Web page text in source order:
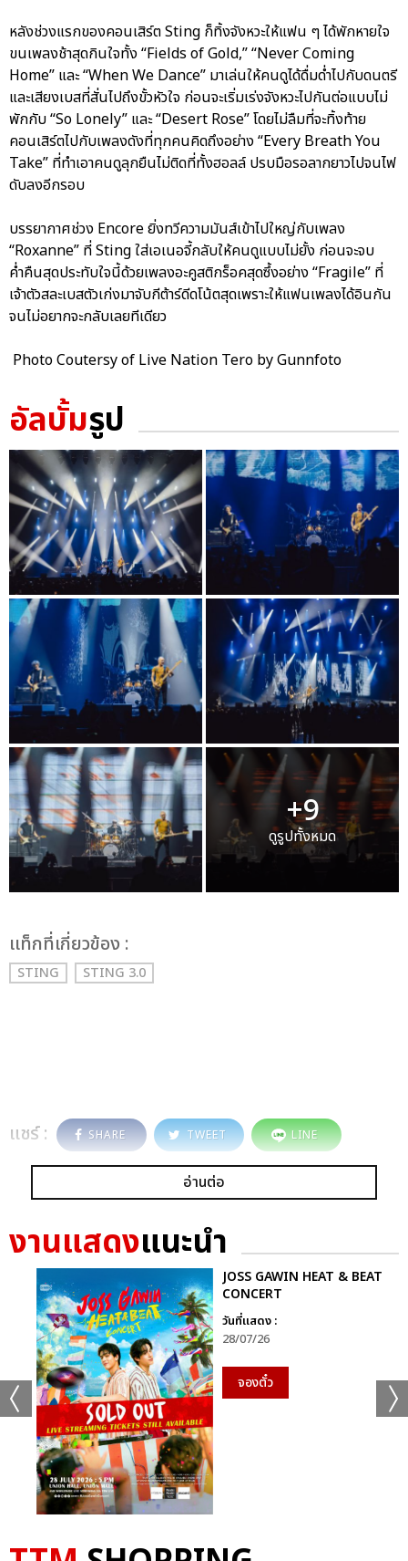
หลังช่วงแรกของคอนเสิร์ต Sting ก็ทิ้งจังหวะให้แฟน ๆ ได้พักหายใจ
ขนเพลงช้าสุดกินใจทั้ง “Fields of Gold,” “Never Coming
Home” และ “When We Dance” มาเล่นให้คนดูได้ดื่มด่ำไปกับดนตรี
และเสียงเบสที่สั่นไปถึงขั้วหัวใจ ก่อนจะเริ่มเร่งจังหวะไปกันต่อแบบไม่
พักกับ “So Lonely” และ “Desert Rose” โดยไม่ลืมที่จะทิ้งท้าย
คอนเสิร์ตไปกับเพลงดังที่ทุกคนคิดถึงอย่าง “Every Breath You
Take” ที่ทำเอาคนดูลุกยืนไม่ติดที่ทั้งฮอลล์ ปรบมือรอลากยาวไปจนไฟ
ดับลงอีกรอบ
บรรยากาศช่วง Encore ยิ่งทวีความมันส์เข้าไปใหญ่กับเพลง
“Roxanne” ที่ Sting ใส่เอเนอจี้กลับให้คนดูแบบไม่ยั้ง ก่อนจะจบ
ค่ำคืนสุดประทับใจนี้ด้วยเพลงอะคูสติกร็อคสุดซึ้งอย่าง “Fragile” ที่
เจ้าตัวสละเบสตัวเก่งมาจับกีต้าร์ดีดโน้ตสุดเพราะให้แฟนเพลงได้อินกัน
จนไม่อยากจะกลับเลยทีเดียว
Photo Coutersy of Live Nation Tero by Gunnfoto
อัลบั้มรูป
+9
ดูรูปทั้งหมด
เเท็กที่เกี่ยวข้อง :
STING STING 3.0
แชร์ : SHARE TWEET LINE
อ่านต่อ
งานแสดงแนะนำ
JOSS GAWIN HEAT & BEAT
CONCERT
วันที่แสดง :
28/07/26
จองตั๋ว